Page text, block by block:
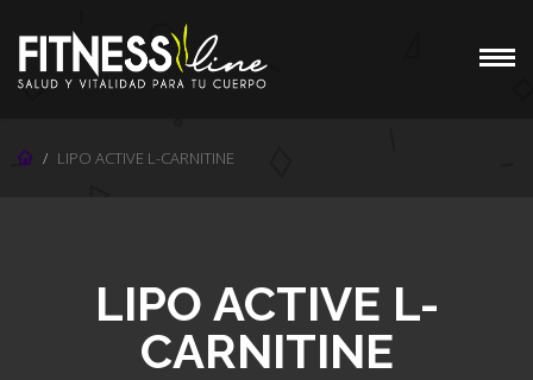
LIPO ACTIVE L-CARNITINE
LIPO ACTIVE L-
CARNITINE